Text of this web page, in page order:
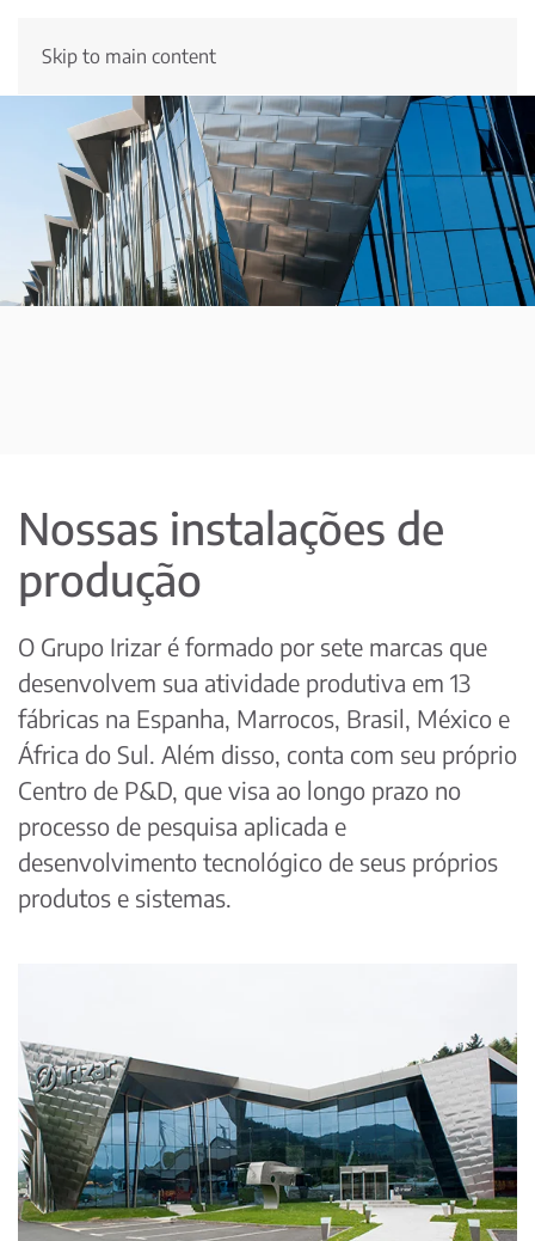
Skip to main content
Nossas instalações de
produção
O Grupo Irizar é formado por sete marcas que
desenvolvem sua atividade produtiva em 13
fábricas na Espanha, Marrocos, Brasil, México e
África do Sul. Além disso, conta com seu próprio
Centro de P&D, que visa ao longo prazo no
processo de pesquisa aplicada e
desenvolvimento tecnológico de seus próprios
produtos e sistemas.